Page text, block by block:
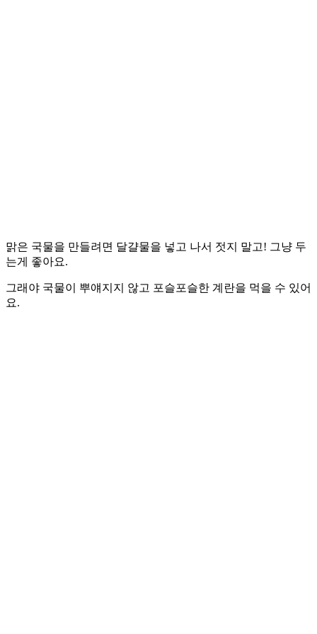
맑은 국물을 만들려면 달걀물을 넣고 나서 젓지 말고! 그냥 두
는게 좋아요.
그래야 국물이 뿌얘지지 않고 포슬포슬한 계란을 먹을 수 있어
요.